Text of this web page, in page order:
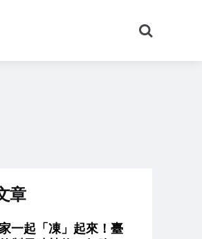
尋
章
一起「凍」起來！臺